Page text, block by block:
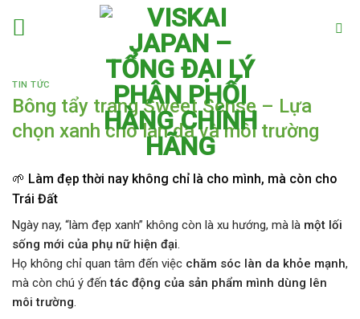
TIN TỨC
Bông tẩy trang Sweet Sense – Lựa
chọn xanh cho làn da và môi trường
🌱 Làm đẹp thời nay không chỉ là cho mình, mà còn cho
Trái Đất
Ngày nay, “làm đẹp xanh” không còn là xu hướng, mà là một lối
sống mới của phụ nữ hiện đại
Họ không chỉ quan tâm đến việc chăm sóc làn da khỏe mạnh,
mà còn chú ý đếntác động của sản phẩm mình dùng lên
môi trường